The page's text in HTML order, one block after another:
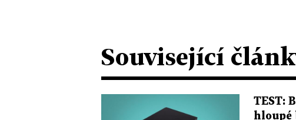
Související
TEST:
hloupé